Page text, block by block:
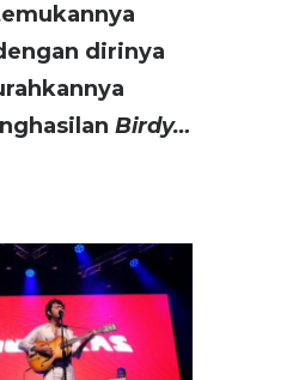
dirinya
Birdy…